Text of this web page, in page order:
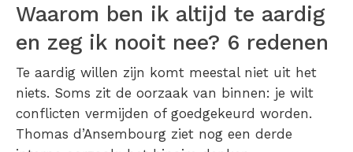
Waarom ben ik altijd te aardig
en zeg ik nooit nee? 6 redenen
Te aardig willen zijn komt meestal niet uit het
niets. Soms zit de oorzaak van binnen: je wilt
conflicten vermijden of goedgekeurd worden.
Thomas d’Ansembourg ziet nog een derde